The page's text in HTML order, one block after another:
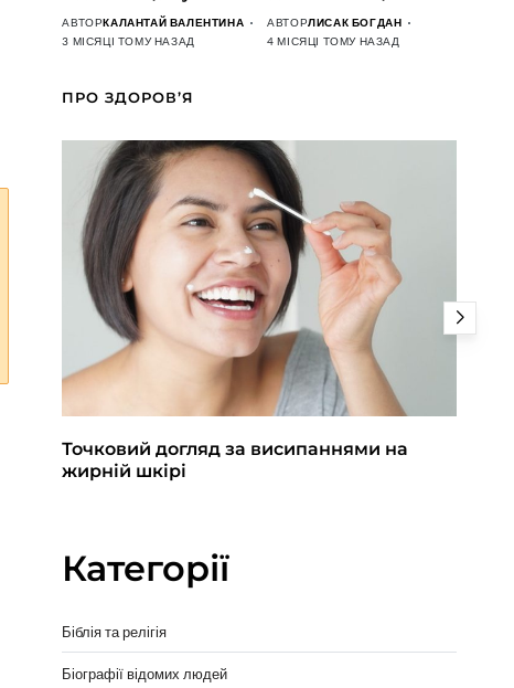
АВТОРКАЛАНТАЙ ВАЛЕНТИНА
3 МІСЯЦІ ТОМУ НАЗАД
АВТОРЛИСАК БОГДАН
4 МІСЯЦІ ТОМУ НАЗАД
ПРО ЗДОРОВ’Я
Точковий догляд за висипаннями на
жирній шкірі
Категорії
Біблія та релігія
Біографії відомих людей